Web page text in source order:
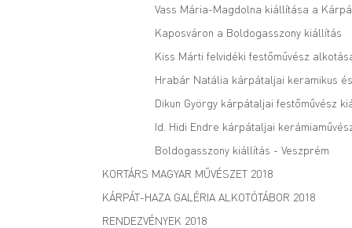
Vass Mária-Magdolna kiállítása a
Kaposváron a Boldogasszony kiállítás
Kiss Márti felvidéki festőművész
Hrabár Natália kárpátaljai keramikus
Dikun György kárpátaljai festőművész
Id. Hidi Endre kárpátaljai
Boldogasszony kiállítás - Veszprém
KORTÁRS MAGYAR MŰVÉSZET 2018
KÁRPÁT-HAZA GALÉRIA ALKOTÓTÁBOR 2018
RENDEZVÉNYEK 2018